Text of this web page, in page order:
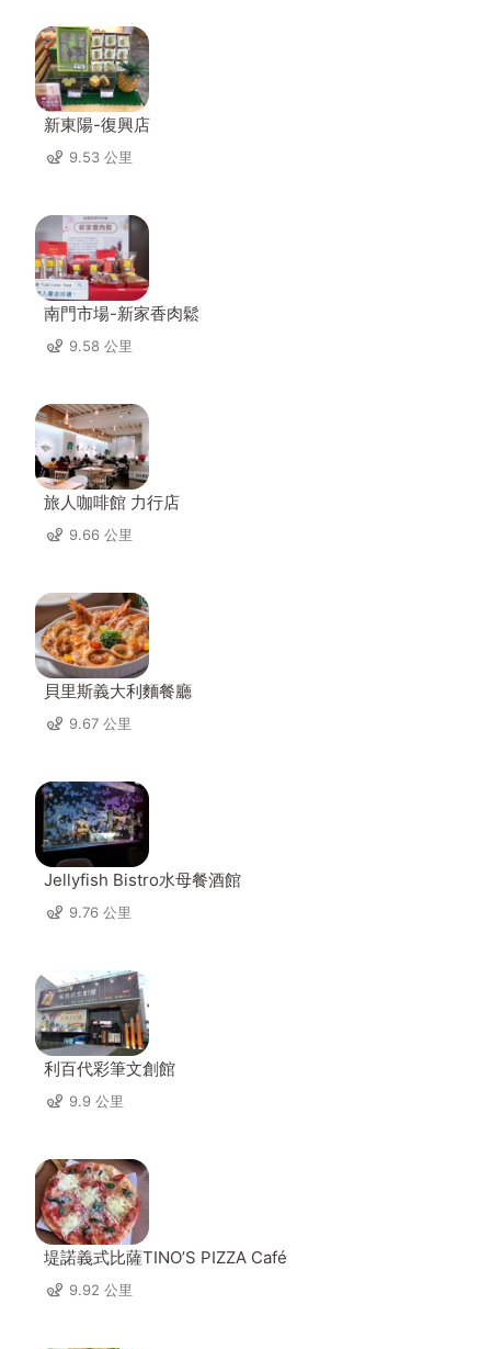
新東陽-復興店
9.53 公里
南門市場-新家香肉鬆
9.58 公里
旅人咖啡館 力行店
9.66 公里
貝里斯義大利麵餐廳
9.67 公里
Jellyfish Bistro水母餐酒館
9.76 公里
利百代彩筆文創館
9.9 公里
堤諾義式比薩TINO’S PIZZA Café
9.92 公里